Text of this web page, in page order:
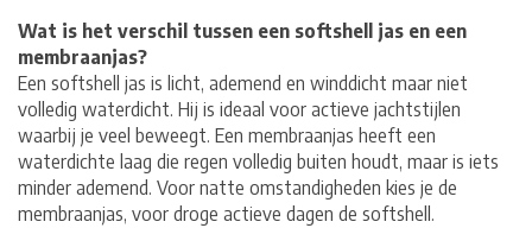
Wat is het verschil tussen een softshell jas en een
membraanjas?
Een softshell jas is licht, ademend en winddicht maar niet
volledig waterdicht. Hij is ideaal voor actieve jachtstijlen
waarbij je veel beweegt. Een membraanjas heeft een
waterdichte laag die regen volledig buiten houdt, maar is iets
minder ademend. Voor natte omstandigheden kies je de
membraanjas, voor droge actieve dagen de softshell.